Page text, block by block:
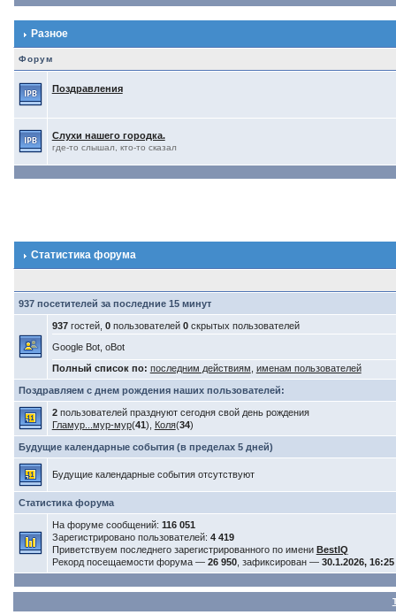
Разное
Форум
Поздравления
Слухи нашего городка.
где-то слышал, кто-то сказал
Статистика форума
937 посетителей за последние 15 минут
937гостей, 0пользователей 0скрытых пользователей
Google Bot, oBot
Полный список по: последним действиям именам пользователей
Поздравляем с днем рождения наших пользователей:
2пользователей празднуют сегодня свой день рождения
Гламур...мур-мур(41), Коля(34)
Будущие календарные события (в пределах 5 дней)
Будущие календарные события отсутствуют
Статистика форума
На форуме сообщений: 116 051
Зарегистрировано пользователей: 4 419
Приветствуем последнего зарегистрированного по имени BestIQ
Рекорд посещаемости форума — 26 950, зафиксирован — 30.1.2026, 16:25